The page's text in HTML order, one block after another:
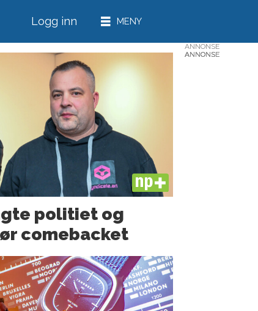
Logg inn
PLUS
politiet og
comebacket
ANNONSE
ANNONSE
ANNONSE
ANNONSE
ANNONSE